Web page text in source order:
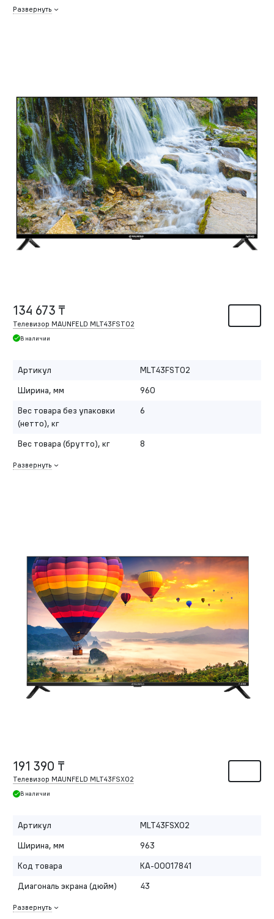
Развернуть
134 673 ₸
Телевизор MAUNFELD MLT43FST02
В наличии
Артикул
MLT43FST02
Ширина, мм
960
Вес товара без упаковки
(нетто), кг
6
Вес товара (брутто), кг 8
Развернуть
191 390 ₸
Телевизор MAUNFELD MLT43FSX02
В наличии
Артикул
MLT43FSX02
Ширина, мм
963
Код товара
КА-00017841
Диагональ экрана (дюйм)
43
Развернуть